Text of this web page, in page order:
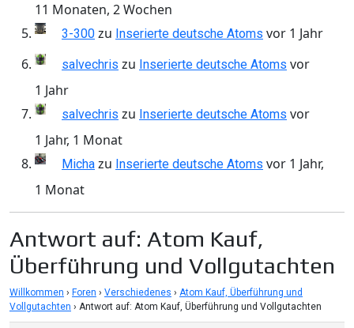
11 Monaten, 2 Wochen
3-300 zu Inserierte deutsche Atoms vor 1 Jahr
salvechris zu Inserierte deutsche Atoms vor
1 Jahr
salvechris zu Inserierte deutsche Atoms vor
1 Jahr, 1 Monat
Micha zu Inserierte deutsche Atoms vor 1 Jahr,
1 Monat
Antwort auf: Atom Kauf,
Überführung und Vollgutachten
Willkommen › Foren › Verschiedenes › Atom Kauf, Überführung und
Vollgutachten › Antwort auf: Atom Kauf, Überführung und Vollgutachten